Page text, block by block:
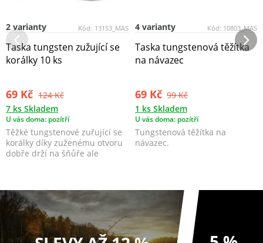
Kód: 13153_MAS
2 varianty
Taska tungsten zužující se
korálky 10 ks
69 Kč 124 Kč
7 ks Skladem
U vás doma: pozítří
Těžké tungstenové zuřující se
korálky díky zuženému otvoru
dobře drží na šňůře ale
Kód: 10803_MAS
4 varianty
Taska tungstenová těžítka
na návazec
69 Kč 99 Kč
1 ks Skladem
U vás doma: pozítří
Tungstenová těžítka na
návazec.